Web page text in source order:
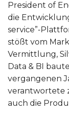
President of
die
service”-
stößt vom
Vermittlung,
Data & BI
vergangenen
verantwortete
auch die